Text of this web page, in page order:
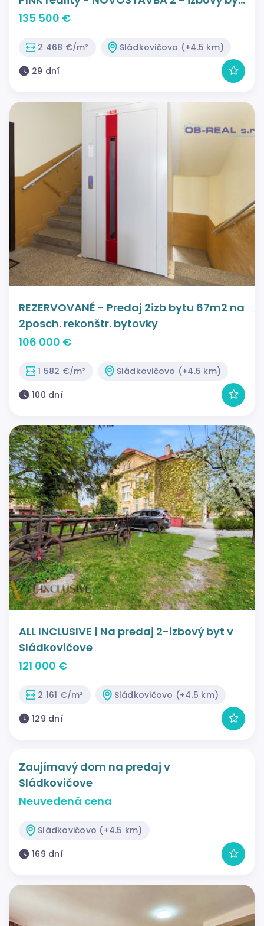
s krytou terasou a záhradkou -
135 500 €
2 468 €/m²
Sládkovičovo (+4.5 km)
29 dní
REZERVOVANÉ - Predaj 2izb bytu 67m2 na
2posch. rekonštr. bytovky
106 000 €
1 582 €/m²
Sládkovičovo (+4.5 km)
100 dní
ALL INCLUSIVE | Na predaj 2-izbový byt v
Sládkovičove
121 000 €
2 161 €/m²
Sládkovičovo (+4.5 km)
129 dní
Zaujímavý dom na predaj v
Sládkovičove
Neuvedená cena
Sládkovičovo (+4.5 km)
169 dní